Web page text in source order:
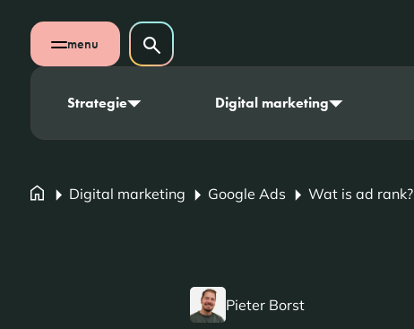
Navigatie overslaan
Open mobiel menu
menu Zoeken op website
Zoeken
Strategie Digital marketing
Digital marketing Google Ads Wat is ad rank?
Pieter Borst